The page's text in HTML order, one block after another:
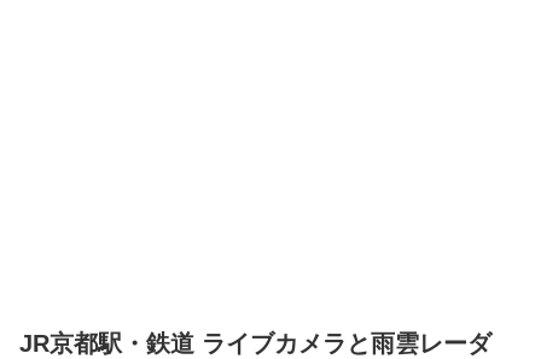
JR京都駅・鉄道 ライブカメラと雨雲レーダ